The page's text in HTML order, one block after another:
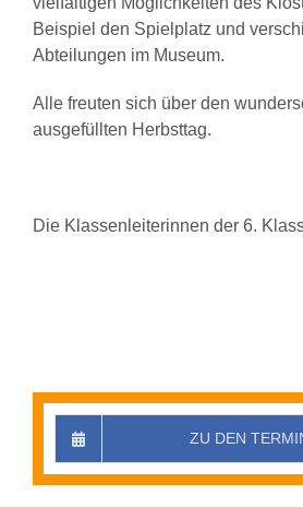
Beispiel den Spielplatz und
Abteilungen im Museum.
Alle freuten sich über den
ausgefüllten Herbsttag.
Die Klassenleiterinnen der 6.
ZU DEN